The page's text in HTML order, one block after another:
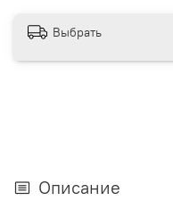
Выбрать
Описание